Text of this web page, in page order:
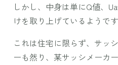
しかし、中身は単にQ値、
けを取り上げているようです
これは住宅に限らず、サッ
ーも然り、某サッシメーカ